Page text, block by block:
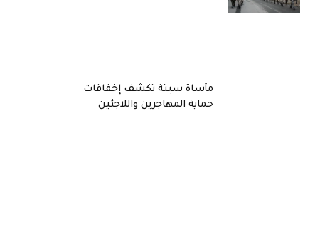
مأساة سبتة تكشف إخفاقات
حماية المهاجرين واللاجئين